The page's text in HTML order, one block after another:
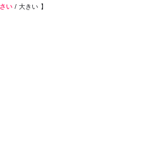
い 大きい